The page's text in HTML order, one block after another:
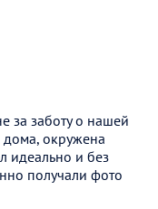
за заботу о нашей
окружена
идеально и без
получали фото